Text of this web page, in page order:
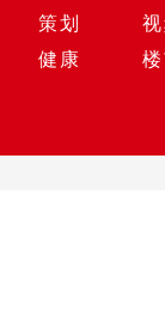
策划
健康